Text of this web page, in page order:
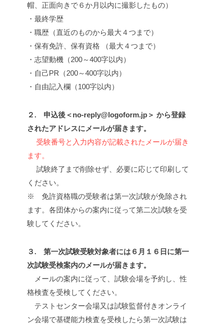
帽、正面向きで６か月以内に撮影したもの）
・最終学歴
・職歴（直近のものから最大４つまで）
・保有免許、保有資格 （最大４つまで）
・志望動機（200～400字以内）
・自己PR（200～400字以内）
・自由記入欄（100字以内）
２. 申込後＜no-reply@logoform.jp＞ から登録
されたアドレスにメールが届きます。
受験番号と入力内容が記載されたメールが届き
ます。
試験終了まで削除せず、必要に応じて印刷して
ください。
※ 免許資格職の受験者は第一次試験が免除され
ます。各団体からの案内に従って第二次試験を受
験してください。
３. 第一次試験受験対象者には６月１６日に第一
次試験受検案内のメールが届きます。
メールの案内に従って、試験会場を予約し、性
格検査を受検してください。
テストセンター会場又は試験監督付きオンライ
ン会場で基礎能力検査を受検したら第一次試験は